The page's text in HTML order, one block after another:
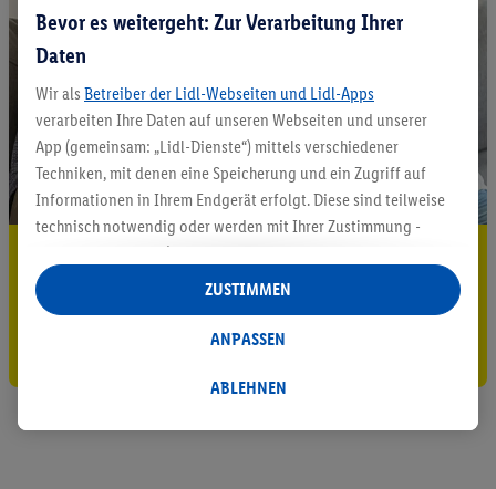
5.95 € Versand sparen³²ᵃ
Jetzt zum Newsletter anmelden
Gutschein sichern!
Bevor es weitergeht: Zur Verarbeitung Ihrer
Daten
Wir als Betreiber der Lidl-Webseiten und Lidl-Apps
verarbeiten Ihre Daten auf unseren Webseiten und unserer
App (gemeinsam: „Lidl-Dienste“) mittels verschiedener
Techniken, mit denen eine Speicherung und ein Zugriff auf
Informationen in Ihrem Endgerät erfolgt. Diese sind teilweise
technisch notwendig oder werden mit Ihrer Zustimmung -
auch durch Partner (u.a.
Verantwortliche; im Zusammenhang mit dem IAB TCF
insgesamt
Statistik-Erstellung oder für personalisierte Werbung
Datenverarbeitungen für personalisierte Werbung werden
ABLEHNEN
ANPASSEN
ZUSTIMMEN